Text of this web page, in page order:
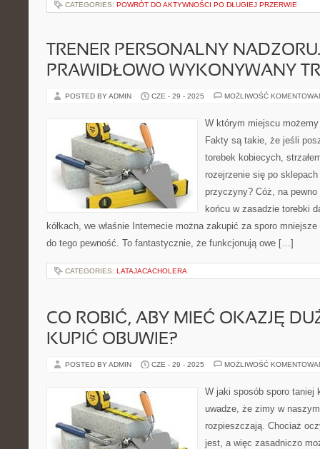
CATEGORIES: POWRÓT DO AKTYWNOŚCI PO DŁUGIEJ PRZERWIE
TRENER PERSONALNY
PRAWIDŁOWO WYKONYWANY
POSTED BY ADMIN CZE - 29 - 2025 MOŻLIWOŚĆ
W którym miejscu
Fakty są takie, że jeśli
torebek kobiecych,
rozejrzenie się po
przyczyny? Cóż, na
końcu w zasadzie torebki
kółkach, we właśnie Internecie można zakupić za sporo
do tego pewność. To fantastycznie, że funkcjonują owe […]
CATEGORIES: LATAJACACHOLERA
CO ROBIĆ, ABY MIEĆ OKAZJĘ
KUPIĆ OBUWIE?
POSTED BY ADMIN CZE - 29 - 2025 MOŻLIWOŚĆ
W jaki sposób sporo taniej
uwadze, że zimy w
rozpieszczają. Chociaż
jest, a więc zasadniczo